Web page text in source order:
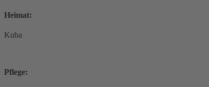
Heimat:
Kuba
Pflege: